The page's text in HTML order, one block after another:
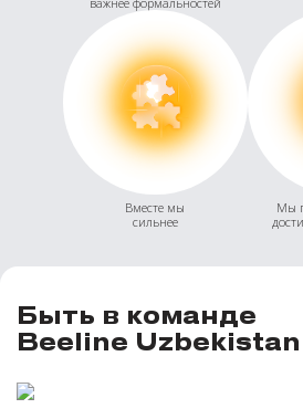
Вместе мы
сильнее
Мы
Быть в команде
Beeline